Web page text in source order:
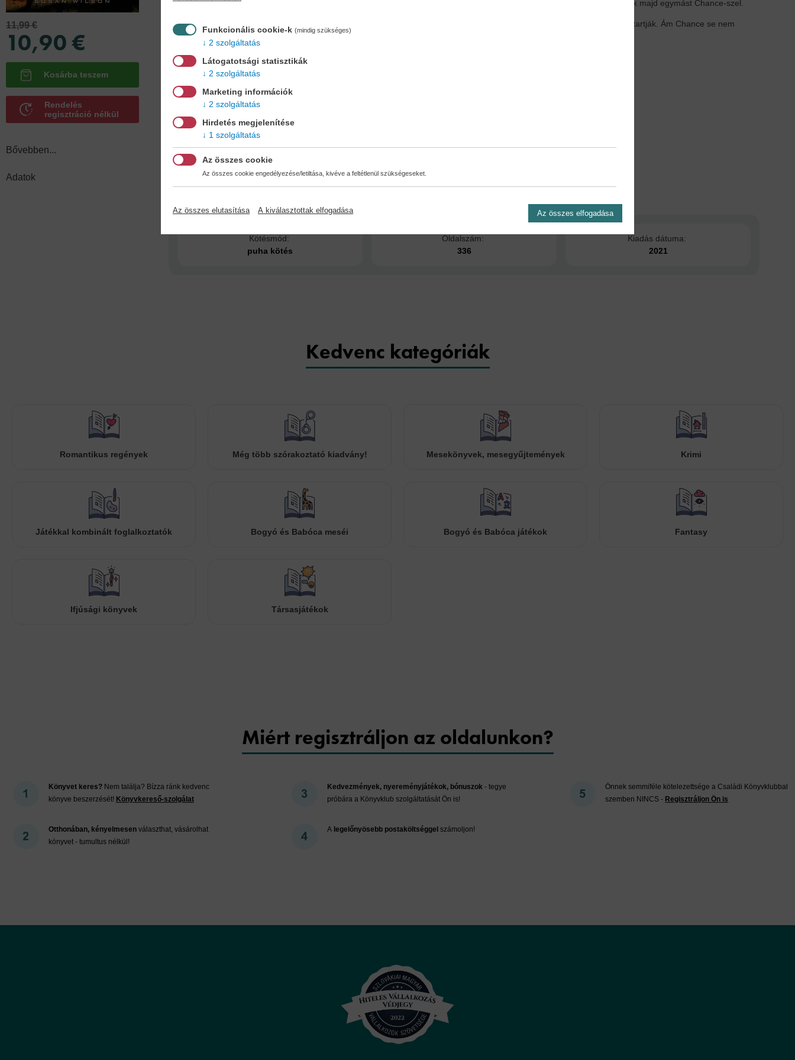
11,99 €
10,90 €
Rendelés
regisztráció nélkül
Bővebben...
Adatok
süllyedhet, amikor a közmunka részeként egy ingyenkonyhára vezénylik. Ekkor még nem tudja, hogy az útjaik így keresztezik majd egymást Chance-szel.
Chance egy pitbullkeverék. Harcra tenyésztették, és ideje nagy részét abban a mocskos pincében tölti, ahol a harcok között tartják. Ám Chance se nem
áldozat, se nem szörnyeteg. Sajátos lélekjelenléte segítségével sikerül megszöknie, és így találkozik össze Adammel.
Történet egy férfiról és egy kutyáról,
akiknek sikerül megmenteniük egymást
Hagyd, hogy magával ragadjon!
Mélyedj el! Kapcsoljl ki! Légy jelen!
Adatok
Kötésmód:
puha kötés
Oldalszám:
336
Kiadás dátuma:
2021
Kedvenc kategóriák
Romantikus regények Még több szórakoztató kiadvány! Mesekönyvek, mesegyűjtemények Krimi
Játékkal kombinált foglalkoztatók Bogyó és Babóca meséi Bogyó és Babóca játékok Fantasy
Ifjúsági könyvek Társasjátékok
Miért regisztráljon az oldalunkon?
Könyvet keres? Nem találja? Bízza ránk kedvenc
könyve beszerzését! Könyvkereső-szolgálat
Otthonában, kényelmesen választhat, vásárolhat
könyvet - tumultus nélkül!
Kedvezmények, nyereményjátékok, bónuszok- tegye
próbára a Könyvklub szolgáltatását Ön is!
A legelőnyösebb postaköltséggel számoljon!
Önnek semmiféle kötelezettsége a Családi Könyvklubbal
szemben NINCS - Regisztráljon Ön is
Funkcionális cookie-k (mindig szükséges)
2 szolgáltatás
Látogatotsági statisztikák
2 szolgáltatás
Marketing információk
2 szolgáltatás
Hirdetés megjelenítése
1 szolgáltatás
Az összes cookie
Az összes cookie engedélyezése/letiltása, kivéve a feltétlenül szükségeseket.
Az összes elutasítása A kiválasztottak elfogadása Az összes elfogadása